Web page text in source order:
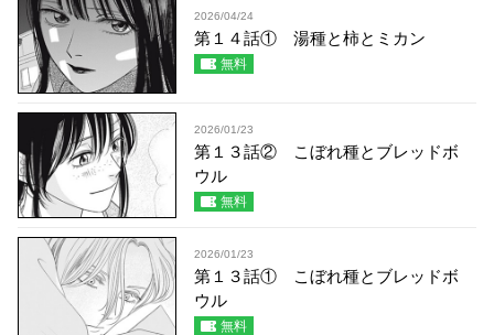
2026/04/24
第１４話① 湯種と柿とミカン
無料
2026/01/23
第１３話② こぼれ種とブレッドボ
ウル
無料
2026/01/23
第１３話① こぼれ種とブレッドボ
ウル
無料